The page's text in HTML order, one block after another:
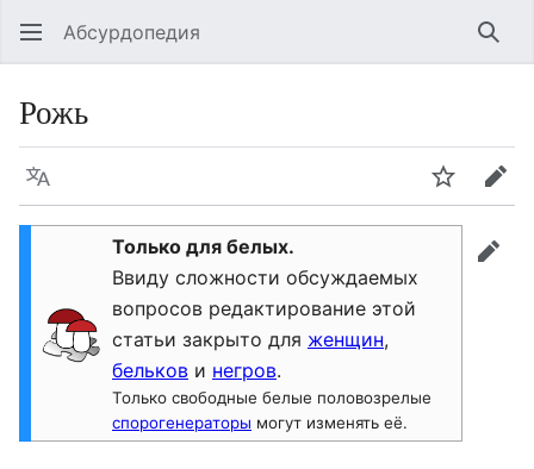
Абсурдопедия
Рожь
Язык
Только для белых.
Ввиду сложности обсуждаемых
вопросов редактирование этой
статьи закрыто для женщин,
бельков и негров.
Только свободные белые половозрелые
спорогенераторы могут изменять её.